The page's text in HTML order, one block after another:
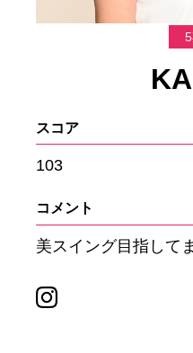
スコア
103
コメント
美スイング目指して